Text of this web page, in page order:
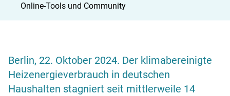
Online-Tools und Community
Berlin, 22. Oktober 2024. Der klimabereinigte
Heizenergieverbrauch in deutschen
Haushalten stagniert seit mittlerweile 14